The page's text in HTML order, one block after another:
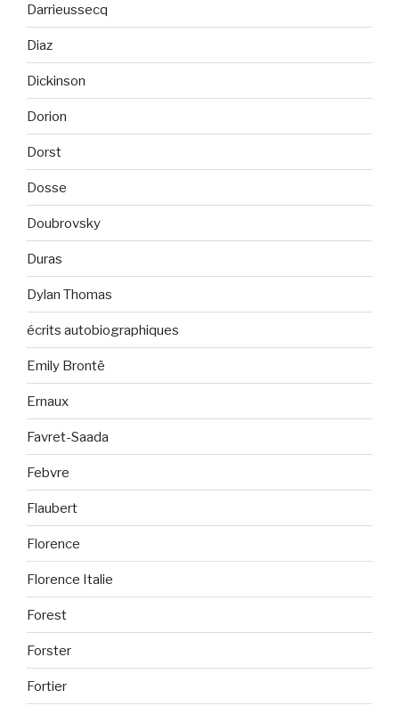
Darrieussecq
Diaz
Dickinson
Dorion
Dorst
Dosse
Doubrovsky
Duras
Dylan Thomas
écrits autobiographiques
Emily Brontë
Ernaux
Favret-Saada
Febvre
Flaubert
Florence
Florence Italie
Forest
Forster
Fortier